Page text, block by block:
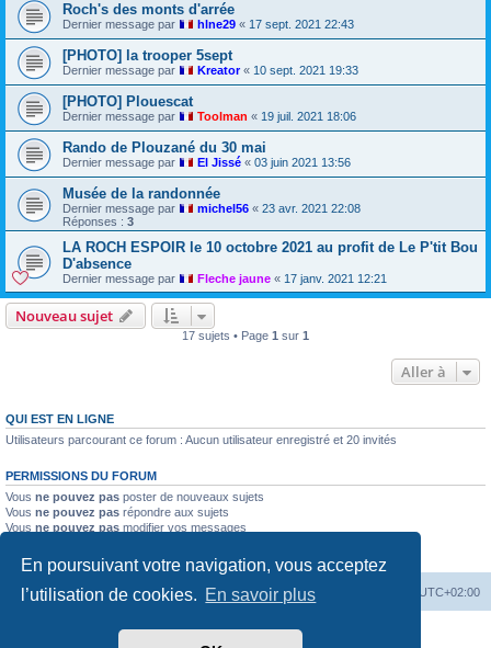
En poursuivant votre navigation, vous acceptez
l’utilisation de cookies. En savoir plus
Roch's des monts d'arrée
Dernier message par hlne29 « 17 sept. 2021 22:43
[PHOTO] la trooper 5sept
Dernier message par Kreator« 10 sept. 2021 19:33
[PHOTO] Plouescat
Dernier message par Toolman « 19 juil. 2021 18:06
Rando de Plouzané du 30 mai
Dernier message par El Jissé « 03 juin 2021 13:56
Musée de la randonnée
Dernier message par michel56 « 23 avr. 2021 22:08
Réponses : 3
LA ROCH ESPOIR le 10 octobre 2021 au profit de Le P'tit Bou
D'absence
Dernier message par Fleche jaune « 17 janv. 2021 12:21
Nouveau sujet
17 sujets • Page 1 sur 1
Aller à
QUI EST EN LIGNE
Utilisateurs parcourant ce forum : Aucun utilisateur enregistré et 20 invités
PERMISSIONS DU FORUM
Vous ne pouvez pas poster de nouveaux sujets
Vous ne pouvez pas répondre aux sujets
Vous ne pouvez pas modifier vos messages
Vous
ne pouvez pas joindre des fichiers
Index du forum UTC+02:00
Développé parphpBB® Forum Software © phpBB Limited